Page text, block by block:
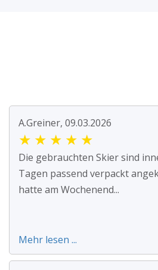
A.Greiner, 09.03.2026
★ ★ ★ ★ ★
Die gebrauchten Skier sind
Tagen passend verpackt
hatte am Wochenend...
Mehr lesen ...